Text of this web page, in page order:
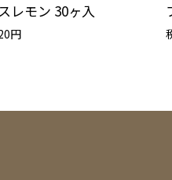
レモン 30ヶ入
円